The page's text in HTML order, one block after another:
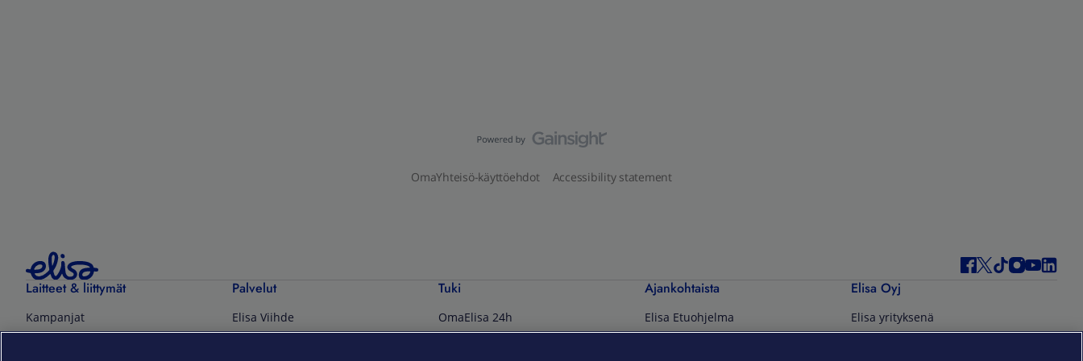
OmaYhteisö-käyttöehdot Accessibility statement
Laitteet & liittymät
Kampanjat
Palvelut
Elisa Viihde
Tuki
OmaElisa 24h
Ajankohtaista
Elisa Etuohjelma
Elisa Oyj
Elisa yrityksenä